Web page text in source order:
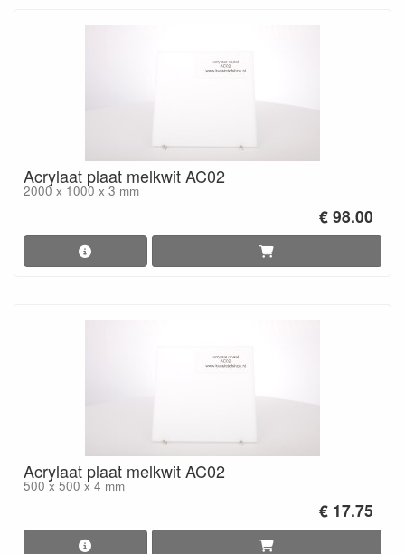
Acrylaat plaat melkwit AC02
2000 x 1000 x 3 mm
€ 98.00
Acrylaat plaat melkwit AC02
500 x 500 x 4 mm
€ 17.75